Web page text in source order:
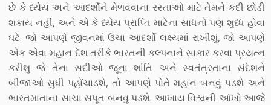
છે કે ધ્યેય અને આદર્શોને મેળવવાના રસ્તાઓ માટે તેમને કદી છોડી
શકાય નહીં, અને એ કે ધ્યેય પ્રાપ્તિ માટેના સાધનો પણ શુધ્ધ હોવા
ઘટે. જો આપણે જીવનમાં ઉંચા આદર્શો લક્ષ્યમાં રાખીશું, જો આપણે
એક એવા મહાન દેશ તરીકે ભારતની કલ્પનાને સાકાર કરવા પ્રયત્ન
કરીશુ જે તેના સદીઓ જૂના શાંતિ અને સ્વતંત્રતાના સંદેશને
બીજાઓ સુધી પહોંચાડશે, તો આપણે પોતે મહાન બનવું પડશે અને
ભારતમાતાના સાચા સપૂત બનવુ પડશે. આખાય વિશ્વની આંખો આજે